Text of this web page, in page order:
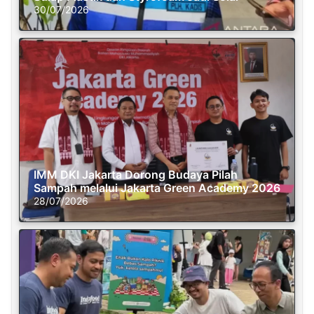
30/07/2026
IMM DKI Jakarta Dorong Budaya Pilah
Sampah melalui Jakarta Green Academy 2026
28/07/2026